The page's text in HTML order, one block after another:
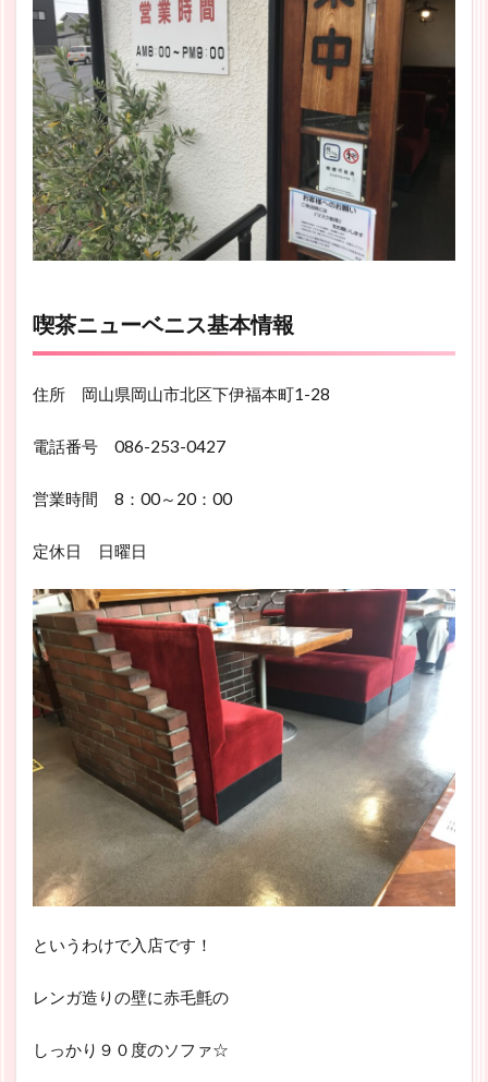
喫茶ニューベニス基本情報
住所 岡山県岡山市北区下伊福本町1-28
電話番号 086-253-0427
営業時間 8：00～20：00
定休日 日曜日
というわけで入店です！
レンガ造りの壁に赤毛氈の
しっかり９０度のソファ☆